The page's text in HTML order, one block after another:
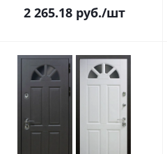
2 265.18руб./шт